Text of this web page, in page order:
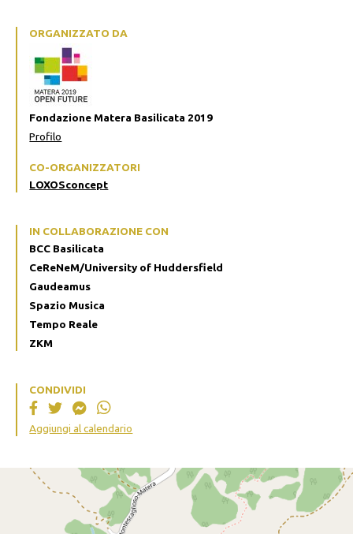
ORGANIZZATO DA
Fondazione Matera Basilicata 2019
Profilo
CO-ORGANIZZATORI
LOXOSconcept
IN COLLABORAZIONE CON
BCC Basilicata
CeReNeM/University of Huddersfield
Gaudeamus
Spazio Musica
Tempo Reale
ZKM
CONDIVIDI
Aggiungi al calendario